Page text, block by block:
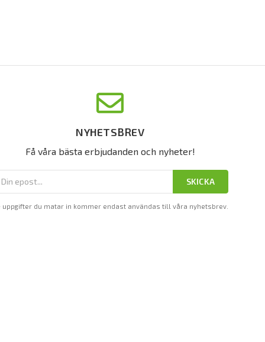
NYHETSBREV
Få våra bästa erbjudanden och nyheter!
SKICKA
uppgifter du matar in kommer endast användas till våra nyhetsbrev.